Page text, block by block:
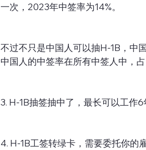
一次，2023年中签率为14%。
不过不只是中国人可以抽H-1B，中
中国人的中签率在所有中签人中，占
3. H-1B抽签抽中了，最长可以工作6
4. H-1B工签转绿卡，需要委托你的